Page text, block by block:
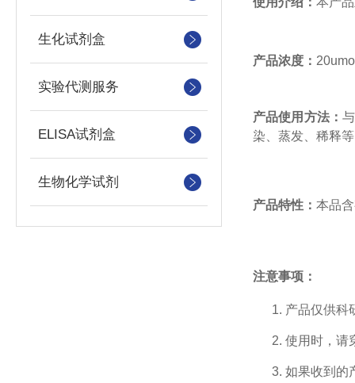
生化试剂盒
实验代测服务
ELISA试剂盒
生物化学试剂
产品浓度：
产品使用方法：
染、蒸发、稀释
产品特性： 本品
注意事项：
1. 产品仅供科
2. 使用时，请
3.如果收到的